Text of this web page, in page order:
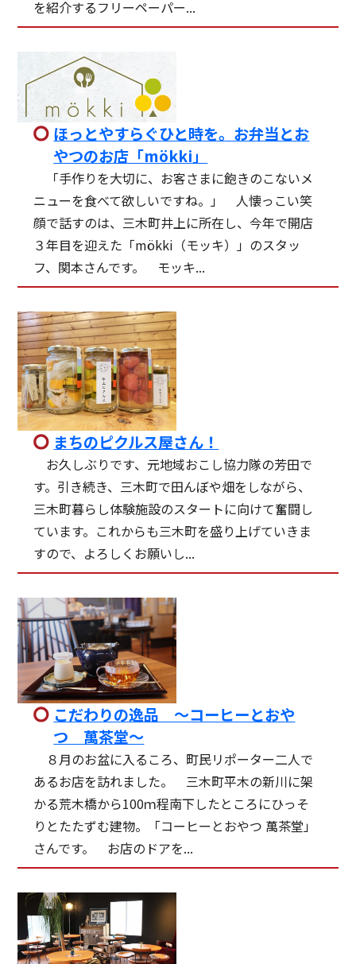
を紹介するフリーペーパー...
ほっとやすらぐひと時を。お弁当とお
やつのお店「mökki」
「手作りを大切に、お客さまに飽きのこないメ
ニューを食べて欲しいですね。」 人懐っこい笑
顔で話すのは、三木町井上に所在し、今年で開店
３年目を迎えた「mökki（モッキ）」のスタッ
フ、関本さんです。 モッキ...
まちのピクルス屋さん！
お久しぶりです、元地域おこし協力隊の芳田で
す。引き続き、三木町で田んぼや畑をしながら、
三木町暮らし体験施設のスタートに向けて奮闘し
ています。これからも三木町を盛り上げていきま
すので、よろしくお願いし...
こだわりの逸品 〜コーヒーとおや
つ 萬茶堂〜
８月のお盆に入るころ、町民リポーター二人で
あるお店を訪れました。 三木町平木の新川に架
かる荒木橋から100ｍ程南下したところにひっそ
りとたたずむ建物。「コーヒーとおやつ 萬茶堂」
さんです。 お店のドアを...